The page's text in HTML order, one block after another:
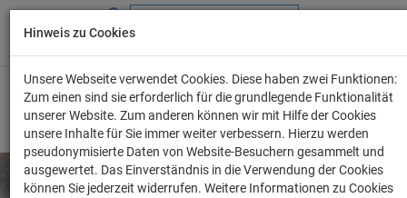
+49 (0) 69 986 4604 - 0
Hinweis zu Cookies
Unsere Webseite verwendet Cookies. Diese haben zwei Funktionen:
Zum einen sind sie erforderlich für die grundlegende Funktionalität
unserer Website. Zum anderen können wir mit Hilfe der Cookies
unsere Inhalte für Sie immer weiter verbessern. Hierzu werden
pseudonymisierte Daten von Website-Besuchern gesammelt und
ausgewertet. Das Einverständnis in die Verwendung der Cookies
können Sie jederzeit widerrufen. Weitere Informationen zu Cookies